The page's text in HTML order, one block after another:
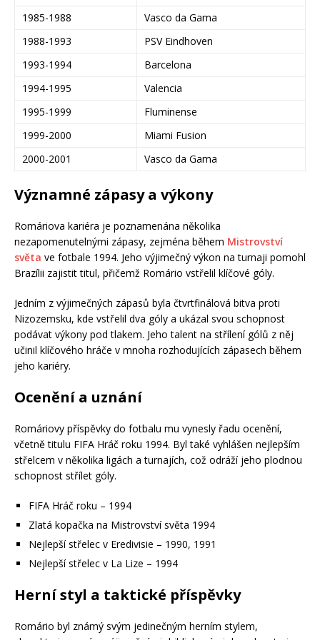
1985-1988
Vasco da Gama
1988-1993
PSV Eindhoven
1993-1994
Barcelona
1994-1995
Valencia
1995-1999
Fluminense
1999-2000
Miami Fusion
2000-2001
Vasco da Gama
Významné zápasy a výkony
Romáriova kariéra je poznamenána několika
nezapomenutelnými zápasy, zejména během Mistrovství
světa ve fotbale 1994. Jeho výjimečný výkon na turnaji pomohl
Brazílii zajistit titul, přičemž Romário vstřelil klíčové góly.
Jedním z výjimečných zápasů byla čtvrtfinálová bitva proti
Nizozemsku, kde vstřelil dva góly a ukázal svou schopnost
podávat výkony pod tlakem. Jeho talent na střílení gólů z něj
učinil klíčového hráče v mnoha rozhodujících zápasech během
jeho kariéry.
Ocenění a uznání
Romáriovy příspěvky do fotbalu mu vynesly řadu ocenění,
včetně titulu FIFA Hráč roku 1994. Byl také vyhlášen nejlepším
střelcem v několika ligách a turnajích, což odráží jeho plodnou
schopnost střílet góly.
FIFA Hráč roku – 1994
Zlatá kopačka na Mistrovství světa 1994
Nejlepší střelec v Eredivisie – 1990, 1991
Nejlepší střelec v La Lize – 1994
Herní styl a taktické příspěvky
Romário byl známý svým jedinečným herním stylem,